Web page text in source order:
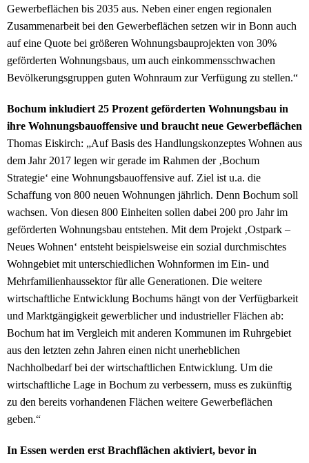
Gewerbeflächen bis 2035 aus. Neben einer engen regionalen
Zusammenarbeit bei den Gewerbeflächen setzen wir in Bonn auch
auf eine Quote bei größeren Wohnungsbauprojekten von 30%
geförderten Wohnungsbaus, um auch einkommensschwachen
Bevölkerungsgruppen guten Wohnraum zur Verfügung zu stellen.“
Bochum inkludiert 25 Prozent geförderten Wohnungsbau in
ihre Wohnungsbauoffensive und braucht neue Gewerbeflächen
Thomas Eiskirch: „Auf Basis des Handlungskonzeptes Wohnen aus
dem Jahr 2017 legen wir gerade im Rahmen der ‚Bochum
Strategie‘ eine Wohnungsbauoffensive auf. Ziel ist u.a. die
Schaffung von 800 neuen Wohnungen jährlich. Denn Bochum soll
wachsen. Von diesen 800 Einheiten sollen dabei 200 pro Jahr im
geförderten Wohnungsbau entstehen. Mit dem Projekt ‚Ostpark –
Neues Wohnen‘ entsteht beispielsweise ein sozial durchmischtes
Wohngebiet mit unterschiedlichen Wohnformen im Ein- und
Mehrfamilienhaussektor für alle Generationen. Die weitere
wirtschaftliche Entwicklung Bochums hängt von der Verfügbarkeit
und Marktgängigkeit gewerblicher und industrieller Flächen ab:
Bochum hat im Vergleich mit anderen Kommunen im Ruhrgebiet
aus den letzten zehn Jahren einen nicht unerheblichen
Nachholbedarf bei der wirtschaftlichen Entwicklung. Um die
wirtschaftliche Lage in Bochum zu verbessern, muss es zukünftig
zu den bereits vorhandenen Flächen weitere Gewerbeflächen
geben.“
In Essen werden erst Brachflächen aktiviert, bevor in